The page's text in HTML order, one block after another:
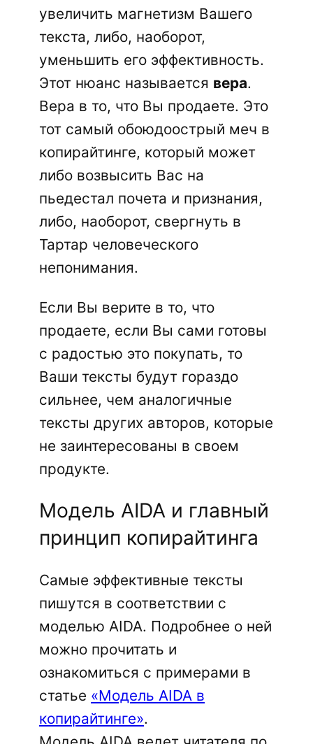
увеличить магнетизм Вашего
текста, либо, наоборот,
уменьшить его эффективность.
Этот нюанс называется вера.
Вера в то, что Вы продаете. Это
тот самый обоюдоострый меч в
копирайтинге, который может
либо возвысить Вас на
пьедестал почета и признания,
либо, наоборот, свергнуть в
Тартар человеческого
непонимания.
Если Вы верите в то, что
продаете, если Вы сами готовы
с радостью это покупать, то
Ваши тексты будут гораздо
сильнее, чем аналогичные
тексты других авторов, которые
не заинтересованы в своем
продукте.
Модель AIDA и главный
принцип копирайтинга
Самые эффективные тексты
пишутся в соответствии с
моделью AIDA. Подробнее о ней
можно прочитать и
ознакомиться с примерами в
статье «Модель AIDA в
копирайтинге».